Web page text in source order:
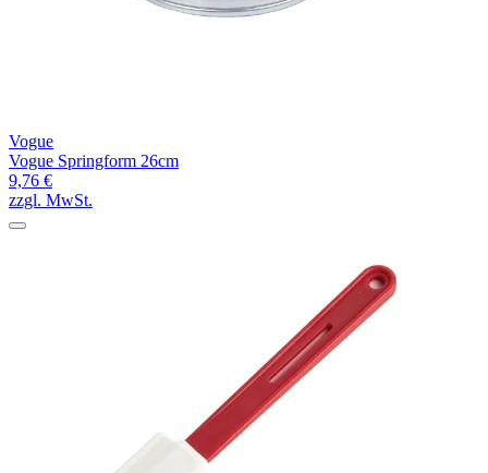
Vogue
Vogue Springform 26cm
9,76 €
zzgl. MwSt.